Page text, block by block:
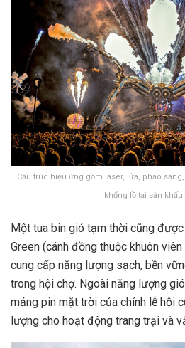
Cấu trúc hiệu ứng gồm laser, lửa, pháo
khổng lồ tại sân khấu
Một tua bin gió tạm thời cũng
Green (cánh đồng thuộc khuôn
cung cấp năng lượng sạch, bền
trong hội chợ. Ngoài năng lượng
mảng pin mặt trời của chính lễ hội
lượng cho hoạt động trang trại và